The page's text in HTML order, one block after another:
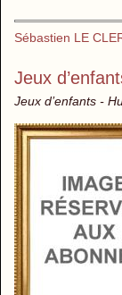
Sébastien LE
Jeux
Jeux d’enfants -